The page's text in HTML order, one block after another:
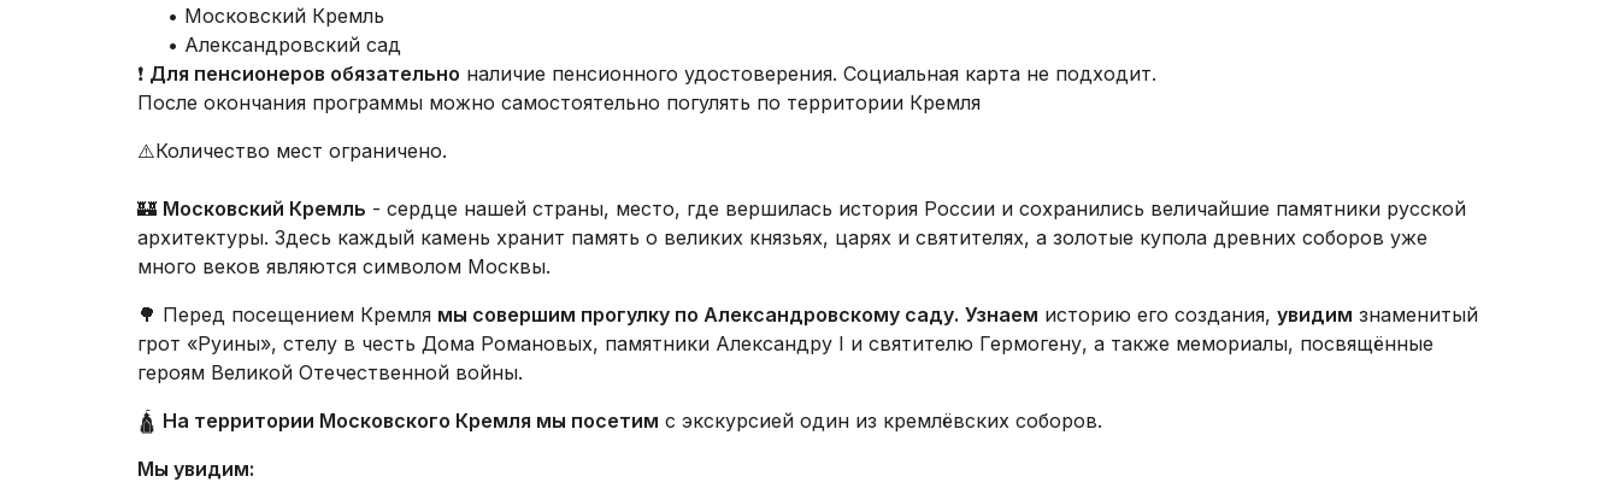
• Московский Кремль
• Александровский сад
❗ Для пенсионеров обязательно наличие пенсионного удостоверения. Социальная карта не подходит.
После окончания программы можно самостоятельно погулять по территории Кремля
⚠️Количество мест ограничено.
🏰 Московский Кремль - сердце нашей страны, место, где вершилась история России и сохранились величайшие памятники русской
архитектуры. Здесь каждый камень хранит память о великих князьях, царях и святителях, а золотые купола древних соборов уже
много веков являются символом Москвы.
🌳 Перед посещением Кремля мы совершим прогулку по Александровскому саду. Узнаем историю его создания, увидим знаменитый
грот «Руины», стелу в честь Дома Романовых, памятники Александру I и святителю Гермогену, а также мемориалы, посвящённые
героям Великой Отечественной войны.
🛕 На территории Московского Кремля мы посетим с экскурсией один из кремлёвских соборов.
Мы увидим: